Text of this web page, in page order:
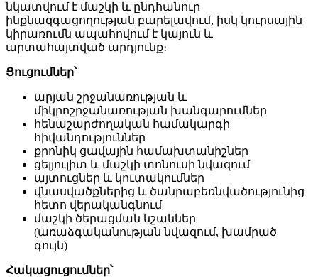
նկատվում է մաշկի և ընդհանուր
ինքնազգացողության բարելավում, իսկ կուրսային
կիրառումն ապահովում է կայուն և
արտահայտված արդյունք։
Ցուցումներ՝
արյան շրջանառության և
միկրոշրջանառության խանգարումներ
հենաշարժողական համակարգի
հիվանդություններ
քրոնիկ ցավային համախտանիշներ
ցելյուլիտ և մաշկի տոնուսի նվազում
այտուցներ և կուտակումներ
վնասվածքներից և ծանրաբեռնվածությունից
հետո վերականգնում
մաշկի ծերացման նշաններ
(առաձգականության նվազում, խամրած
գույն)
Հակացուցումներ՝